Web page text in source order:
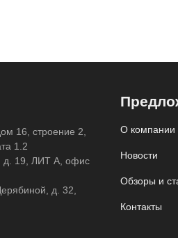
16, строение 2,
1.2
д. 19, ЛИТ А, офис
д. 32,
О компании
Новости
Обзоры и
Контакты